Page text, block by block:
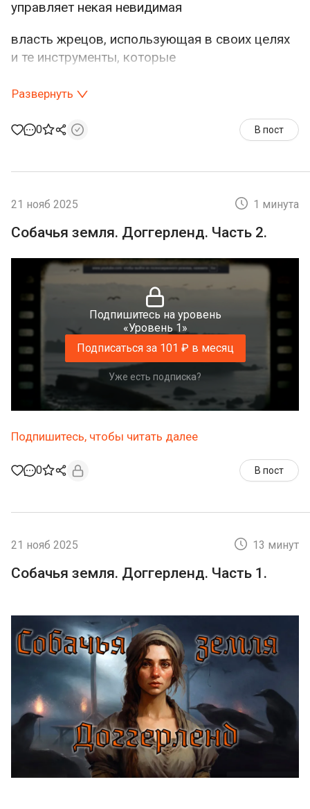
управляет некая невидимая
власть жрецов, использующая в своих целях
и те инструменты, которые
академическая доктрина относит к суевериям
сегодня.
Развернуть
0 В пост
21 нояб 2025 1 минута
Собачья земля. Доггерленд. Часть 2.
Подпишитесь на уровень
«Уровень 1»
Подписаться за 101 ₽ в месяц
Уже есть подписка?
Подпишитесь, чтобы читать далее
0 В пост
21 нояб 2025 13 минут
Собачья земля. Доггерленд. Часть 1.